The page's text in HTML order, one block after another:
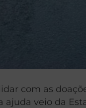
com as
ajuda veio da